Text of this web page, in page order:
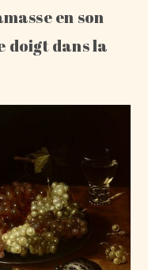
en son
doigt dans la